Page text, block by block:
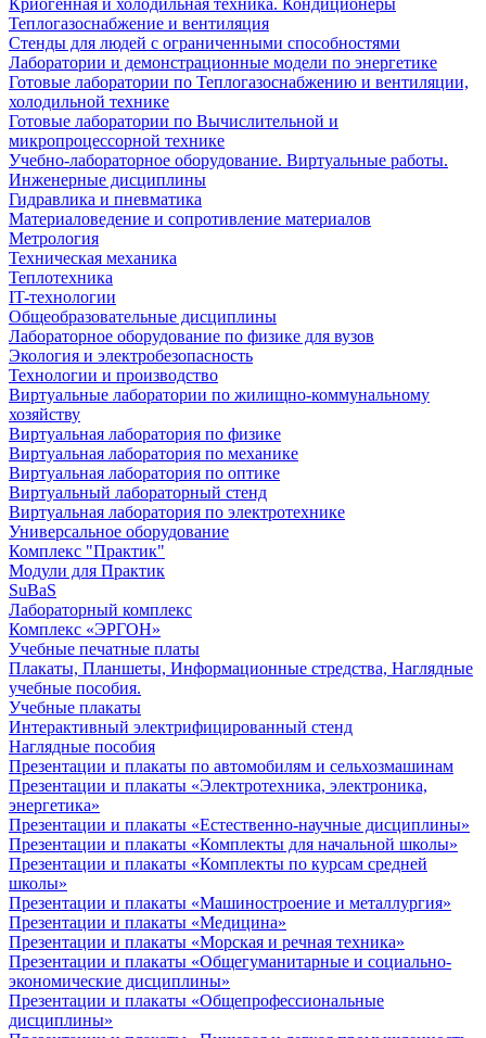
Криогенная и холодильная техника. Кондиционеры
Теплогазоснабжение и вентиляция
Стенды для людей с ограниченными способностями
Лаборатории и демонстрационные модели по энергетике
Готовые лаборатории по Теплогазоснабжению и вентиляции,
холодильной технике
Готовые лаборатории по Вычислительной и
микропроцессорной технике
Учебно-лабораторное оборудование. Виртуальные работы.
Инженерные дисциплины
Гидравлика и пневматика
Материаловедение и сопротивление материалов
Метрология
Техническая механика
Теплотехника
IT-технологии
Общеобразовательные дисциплины
Лабораторное оборудование по физике для вузов
Экология и электробезопасность
Технологии и производство
Виртуальные лаборатории по жилищно-коммунальному
хозяйству
Виртуальная лаборатория по физике
Виртуальная лаборатория по механике
Виртуальная лаборатория по оптике
Виртуальный лабораторный стенд
Виртуальная лаборатория по электротехнике
Универсальное оборудование
Комплекс "Практик"
Модули для Практик
SuBaS
Лабораторный комплекс
Комплекс «ЭРГОН»
Учебные печатные платы
Плакаты, Планшеты, Информационные стредства, Наглядные
учебные пособия.
Учебные плакаты
Интерактивный электрифицированный стенд
Наглядные пособия
Презентации и плакаты по автомобилям и сельхозмашинам
Презентации и плакаты «Электротехника, электроника,
энергетика»
Презентации и плакаты «Естественно-научные дисциплины»
Презентации и плакаты «Комплекты для начальной школы»
Презентации и плакаты «Комплекты по курсам средней
школы»
Презентации и плакаты «Машиностроение и металлургия»
Презентации и плакаты «Медицина»
Презентации и плакаты «Морская и речная техника»
Презентации и плакаты «Общегуманитарные и социально-
экономические дисциплины»
Презентации и плакаты «Общепрофессиональные
дисциплины»